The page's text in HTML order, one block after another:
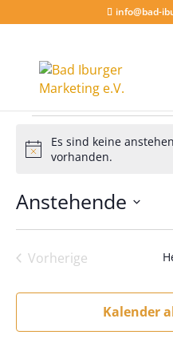
info@bad-
Hinweis
Es sind keine
vorhanden.
Anstehende
Datum
Vorherige
Kalender